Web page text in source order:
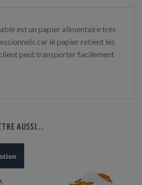
est un papier alimentaire très
car le papier retient les
peut transporter facilement
AUSSI…